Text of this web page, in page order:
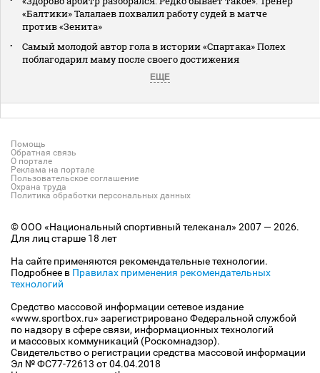
«Балтики» Талалаев похвалил работу судей в матче
против «Зенита»
Самый молодой автор гола в истории «Спартака» Полех
поблагодарил маму после своего достижения
ЕЩЕ
Помощь
Обратная связь
О портале
Реклама на портале
Пользовательское соглашение
Охрана труда
Политика обработки персональных данных
© ООО «Национальный спортивный телеканал» 2007 — 2026.
Для лиц старше 18 лет
На сайте применяются рекомендательные технологии.
Подробнее в Правилах применения рекомендательных
технологий
Средство массовой информации сетевое издание
«www.sportbox.ru» зарегистрировано Федеральной службой
по надзору в сфере связи, информационных технологий
и массовых коммуникаций (Роскомнадзор).
Свидетельство о регистрации средства массовой информации
Эл № ФС77-72613 от 04.04.2018